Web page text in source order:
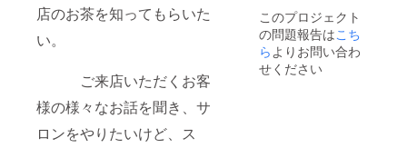
店のお茶を知ってもらいた
い。
ご来店いただくお客
様の様々なお話を聞き、サ
ロンをやりたいけど、ス
タヌー
ン
ティー
⑥片づ
け ⑦撤
このプロジェクト
の問題報告はこち
らよりお問い合わ
せください